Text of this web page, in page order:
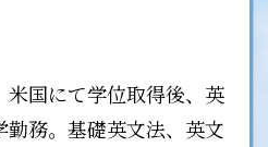
米国にて学位取得後、英
務。基礎英文法、英文